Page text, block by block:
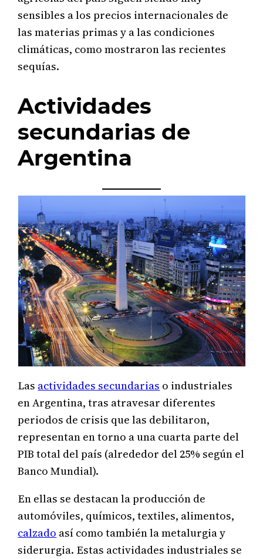
sensibles a los precios internacionales de
las materias primas y a las condiciones
climáticas, como mostraron las recientes
sequías.
Actividades
secundarias de
Argentina
Las actividades secundarias o industriales
en Argentina, tras atravesar diferentes
periodos de crisis que las debilitaron,
representan en torno a una cuarta parte del
PIB total del país (alrededor del 25% según el
Banco Mundial).
En ellas se destacan la producción de
automóviles, químicos, textiles, alimentos,
calzado así como también la metalurgia y
siderurgia. Estas actividades industriales se